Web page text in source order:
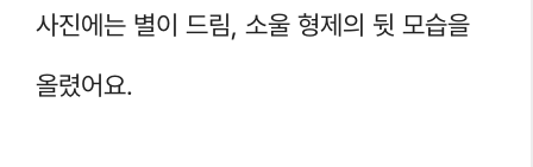
사진에는 별이 드림, 소울 형제의 뒷 모습을
올렸어요.